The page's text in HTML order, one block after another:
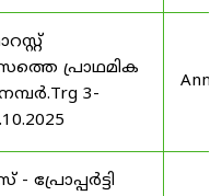
പ്രാഥമിക
3-
പ്രോപ്പർട്ടി